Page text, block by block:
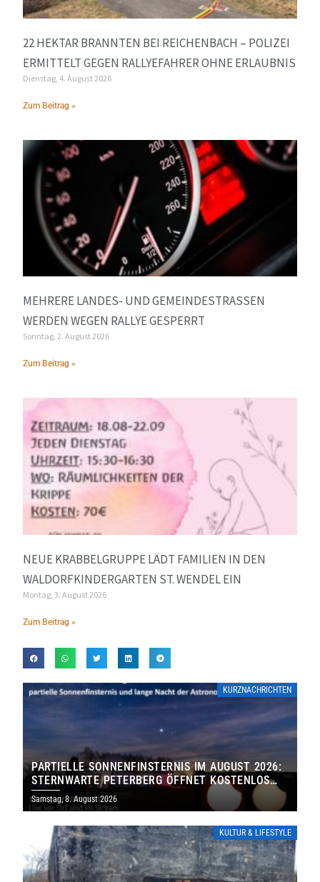
22 HEKTAR BRANNTEN BEI REICHENBACH – POLIZEI
ERMITTELT GEGEN RALLYEFAHRER OHNE ERLAUBNIS
Dienstag, 4. August 2026
Zum Beitrag »
MEHRERE LANDES- UND GEMEINDESTRASSEN W
ERDEN WEGEN RALLYE GESPERRT
Sonntag, 2. August 2026
Zum Beitrag »
NEUE KRABBELGRUPPE LÄDT FAMILIEN IN DEN
WALDORFKINDERGARTEN ST. WENDEL EIN
Montag, 3. August 2026
Zum Beitrag »
KURZNACHRICHTEN
PARTIELLE SONNENFINSTERNIS IM AUGUST 2026:
STERNWARTE PETERBERG ÖFFNET KOSTENLOS
IHRE TORE
Samstag, 8. August 2026
KULTUR & LIFESTYLE